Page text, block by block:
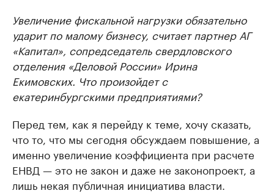
Увеличение фискальной нагрузки обязательно
ударит по малому бизнесу, считает партнер АГ
«Капитал», сопредседатель свердловского
отделения «Деловой России» Ирина
Екимовских. Что произойдет с
екатеринбургскими предприятиями?
Перед тем, как я перейду к теме, хочу сказать,
что то, что мы сегодня обсуждаем повышение, а
именно увеличение коэффициента при расчете
ЕНВД — это не закон и даже не законопроект, а
лишь некая публичная инициатива власти.